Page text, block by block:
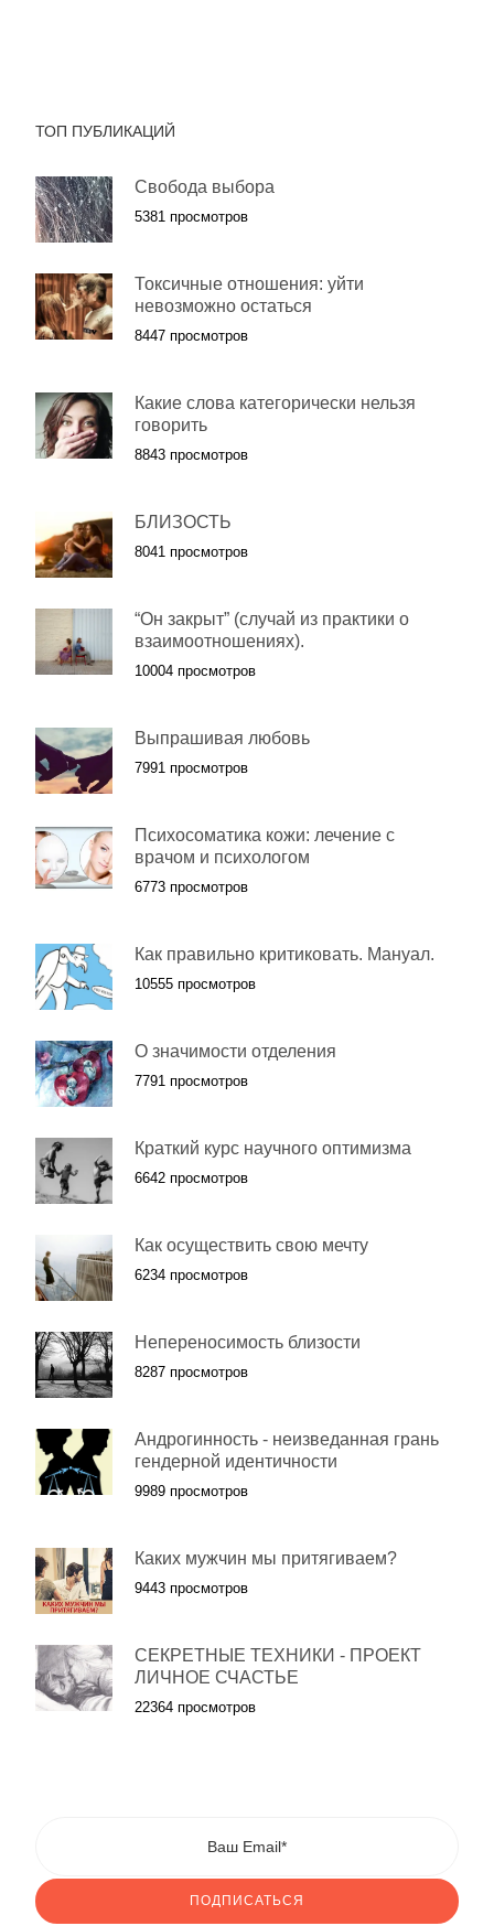
ТОП ПУБЛИКАЦИЙ
Свобода выбора
5381 просмотров
Токсичные отношения: уйти
невозможно остаться
8447 просмотров
Какие слова категорически нельзя
говорить
8843 просмотров
БЛИЗОСТЬ
8041 просмотров
“Он закрыт” (случай из практики о
взаимоотношениях).
10004 просмотров
Выпрашивая любовь
7991 просмотров
Психосоматика кожи: лечение с
врачом и психологом
6773 просмотров
Как правильно критиковать. Мануал.
10555 просмотров
О значимости отделения
7791 просмотров
Краткий курс научного оптимизма
6642 просмотров
Как осуществить свою мечту
6234 просмотров
Непереносимость близости
8287 просмотров
Андрогинность - неизведанная грань
гендерной идентичности
9989 просмотров
Каких мужчин мы притягиваем?
9443 просмотров
СЕКРЕТНЫЕ ТЕХНИКИ - ПРОЕКТ
ЛИЧНОЕ СЧАСТЬЕ
22364 просмотров
ПОДПИСАТЬСЯ